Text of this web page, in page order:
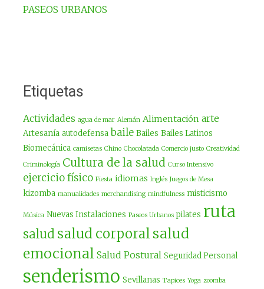
PASEOS URBANOS
Etiquetas
Actividades agua de mar Alemán Alimentación arte
Artesanía autodefensa baile Bailes Bailes Latinos
Biomecánica camisetas Chino Chocolatada Comercio justo Creatividad
Criminología Cultura de la salud Curso Intensivo
ejercicio físico Fiesta idiomas Inglés Juegos de Mesa
kizomba manualidades merchandising mindfulness misticismo
Música Nuevas Instalaciones Paseos Urbanos pilates ruta
salud salud corporal salud
emocional Salud Postural Seguridad Personal
senderismo Sevillanas Tapices Yoga zoomba